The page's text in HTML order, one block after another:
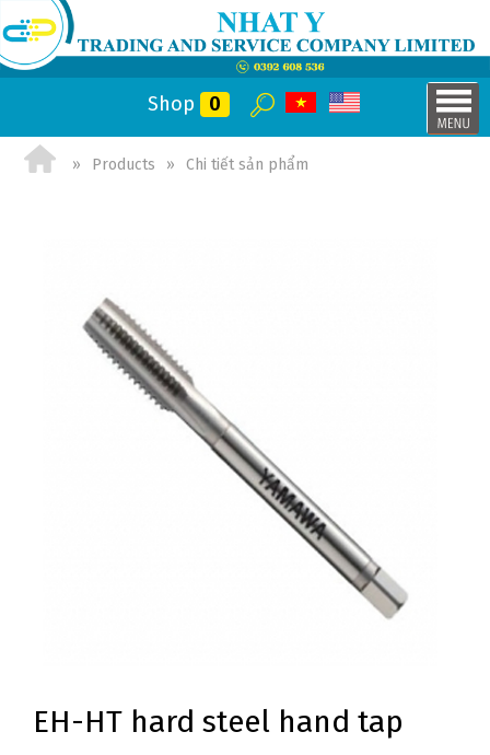
Shop 0
Products Chi tiết sản phẩm
EH-HT hard steel hand tap